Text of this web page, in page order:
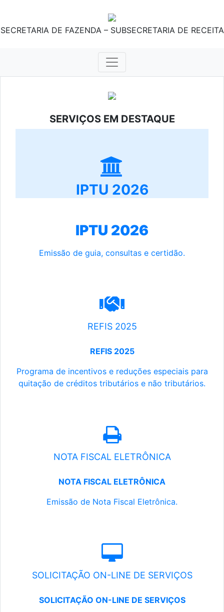
SECRETARIA DE FAZENDA – SUBSECRETARIA DE RECEITA
SERVIÇOS EM DESTAQUE
IPTU 2026
IPTU 2026
Emissão de guia, consultas e certidão.
REFIS 2025
REFIS 2025
Programa de incentivos e reduções especiais para
quitação de créditos tributários e não tributários.
NOTA FISCAL ELETRÔNICA
NOTA FISCAL ELETRÔNICA
Emissão de Nota Fiscal Eletrônica.
SOLICITAÇÃO ON-LINE DE SERVIÇOS
SOLICITAÇÃO ON-LINE DE SERVIÇOS